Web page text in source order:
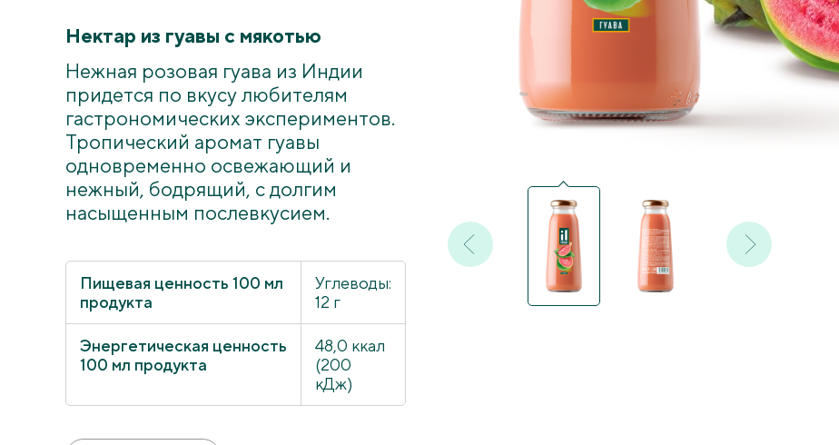
Нектар из гуавы с мякотью
Нежная розовая гуава из Индии
придется по вкусу любителям
гастрономических экспериментов.
Тропический аромат гуавы
одновременно освежающий и
нежный, бодрящий, с долгим
насыщенным послевкусием.
Пищевая ценность 100 мл
продукта
Углеводы:
12 г
Энергетическая ценность
100 мл продукта
48,0 ккал
(200
кДж)